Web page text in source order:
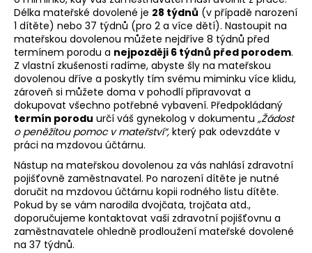
Délka mateřské dovolené je 28 týdnů (v případě narození
1 dítěte) nebo 37 týdnů (pro 2 a více dětí). Nastoupit na
mateřskou dovolenou můžete nejdříve 8 týdnů před
termínem porodu a nejpozději 6 týdnů před porodem.
Z vlastní zkušenosti radíme, abyste šly na mateřskou
dovolenou dříve a poskytly tím svému miminku více klidu,
zároveň si můžete doma v pohodlí připravovat a
dokupovat všechno potřebné vybavení. Předpokládaný
termín porodu určí váš gynekolog v dokumentu „Žádost
o peněžitou pomoc v mateřství“, který pak odevzdáte v
práci na mzdovou účtárnu.
Nástup na mateřskou dovolenou za vás nahlásí zdravotní
pojišťovně zaměstnavatel. Po narození dítěte je nutné
doručit na mzdovou účtárnu kopii rodného listu dítěte.
Pokud by se vám narodila dvojčata, trojčata atd.,
doporučujeme kontaktovat vaši zdravotní pojišťovnu a
zaměstnavatele ohledně prodloužení mateřské dovolené
na 37 týdnů.
č
u
j
e
m
e